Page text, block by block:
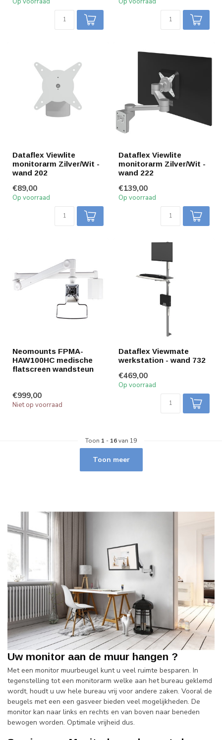
Dataflex Viewlite
monitorarm Zilver/Wit -
wand 202
€89,00
Op voorraad
Dataflex Viewlite
monitorarm Zilver/Wit -
wand 222
€139,00
Op voorraad
Neomounts FPMA-
HAW100HC medische
flatscreen wandsteun
€999,00
Niet op voorraad
Dataflex Viewmate
werkstation - wand 732
€469,00
Op voorraad
Toon 1 - 16van 19
Toon meer
Uw monitor aan de muur hangen ?
Met een monitor muurbeugel kunt u veel ruimte besparen. In
tegenstelling tot een monitorarm welke aan het bureau geklemd
wordt, houdt u uw hele bureau vrij voor andere zaken. Vooral de
beugels met een een gasveer bieden veel mogelijkheden. De
monitor kan naar links en rechts en van boven naar beneden
bewogen worden. Optimale vrijheid dus.